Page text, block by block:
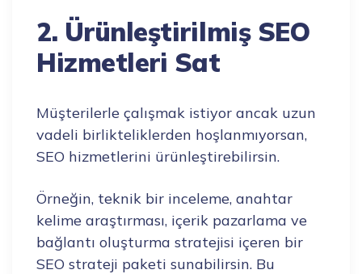
2. Ürünleştirilmiş SEO
Hizmetleri Sat
Müşterilerle çalışmak istiyor ancak uzun
vadeli birlikteliklerden hoşlanmıyorsan,
SEO hizmetlerini ürünleştirebilirsin.
Örneğin, teknik bir inceleme, anahtar
kelime araştırması, içerik pazarlama ve
bağlantı oluşturma stratejisi içeren bir
SEO strateji paketi sunabilirsin. Bu